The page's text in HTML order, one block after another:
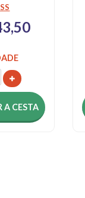
A CESTA